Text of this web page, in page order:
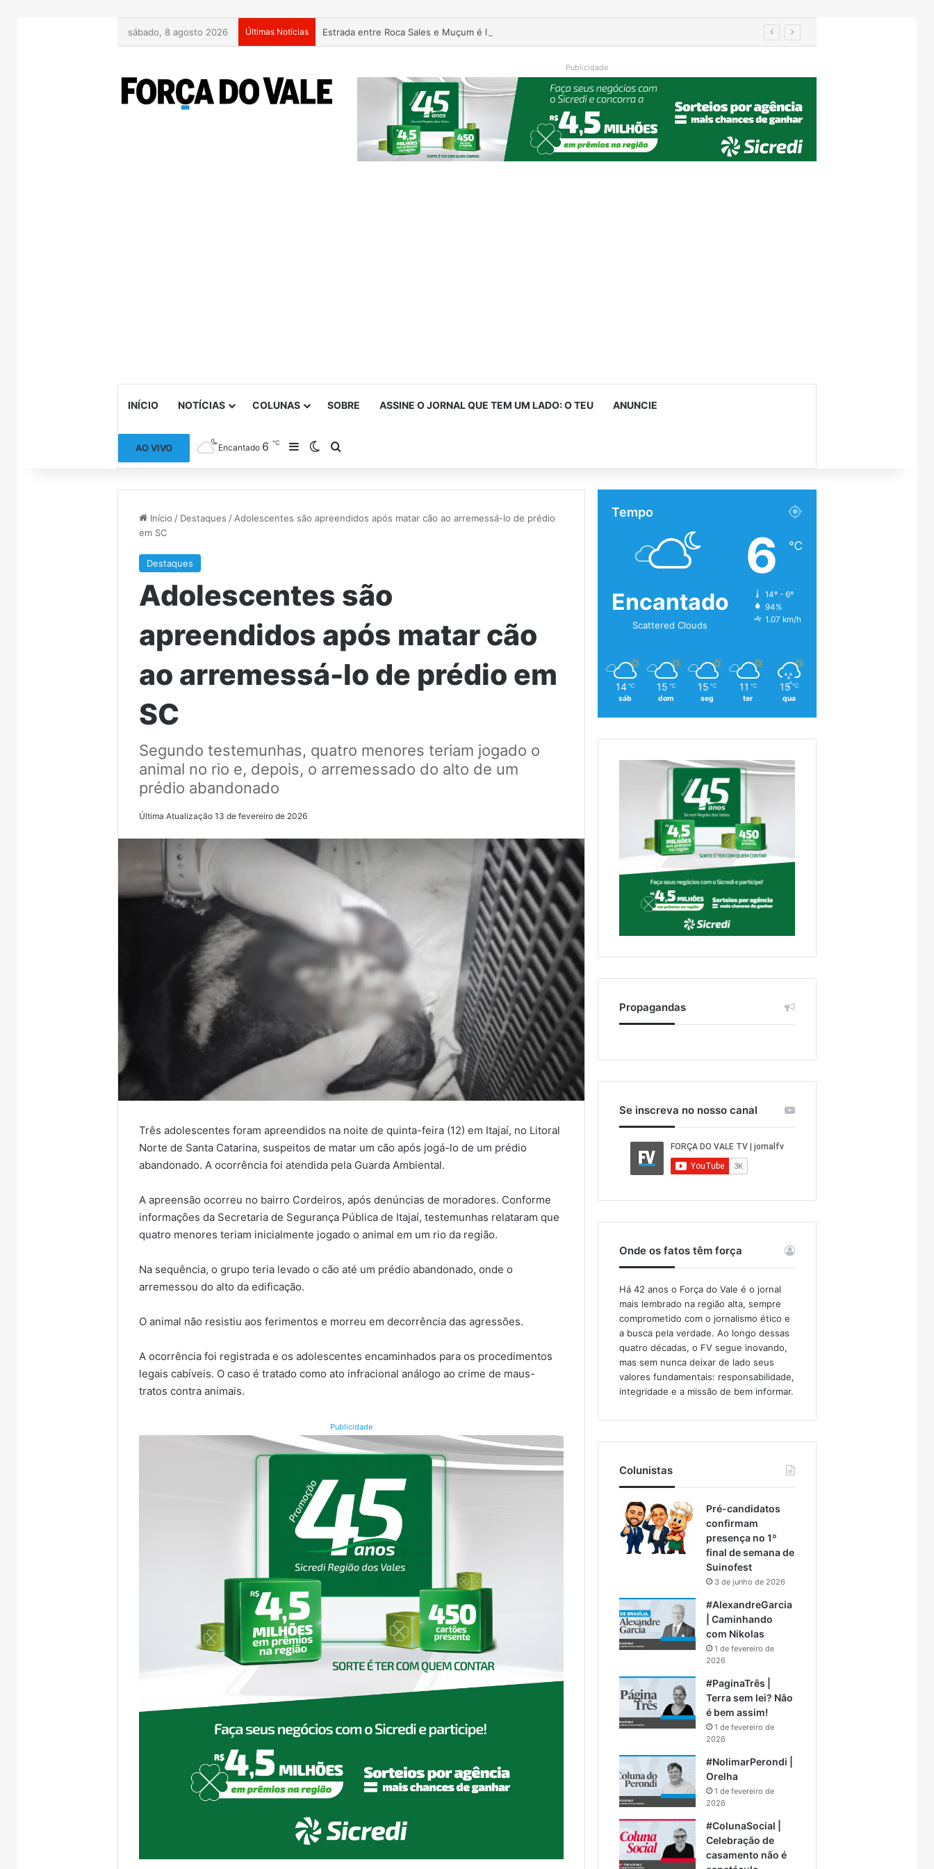
sábado, 8 agosto 2026 Últimas Notícias Estrada entre Roca Sales e Muçum é liberada após serviços de manutenção
Publicidade
INÍCIO NOTÍCIAS COLUNAS SOBRE ASSINE O JORNAL QUE TEM UM LADO: O TEU ANUNCIE
AO VIVO Encantado 6℃ Barra Lateral
Switch skin
Início / Destaques / Adolescentes são apreendidos após matar cão ao arremessá-lo de prédio
em SC
Destaques
Adolescentes são
apreendidos após matar cão
ao arremessá-lo de prédio em
SC
Segundo testemunhas, quatro menores teriam jogado o
animal no rio e, depois, o arremessado do alto de um
prédio abandonado
Última Atualização 13 de fevereiro de 2026
Três adolescentes foram apreendidos na noite de quinta-feira (12) em Itajaí, no Litoral
Norte de Santa Catarina, suspeitos de matar um cão após jogá-lo de um prédio
abandonado. A ocorrência foi atendida pela Guarda Ambiental.
A apreensão ocorreu no bairro Cordeiros, após denúncias de moradores. Conforme
informações da Secretaria de Segurança Pública de Itajaí, testemunhas relataram que
quatro menores teriam inicialmente jogado o animal em um rio da região.
Na sequência, o grupo teria levado o cão até um prédio abandonado, onde o
arremessou do alto da edificação.
O animal não resistiu aos ferimentos e morreu em decorrência das agressões.
A ocorrência foi registrada e os adolescentes encaminhados para os procedimentos
legais cabíveis. O caso é tratado como ato infracional análogo ao crime de maus-
tratos contra animais.
Publicidade
Tempo
Encantado
Scattered Clouds
6 ℃
14º - 6º
94%
1.07 km/h
14 ℃
sáb
15 ℃
dom
15 ℃
seg
11 ℃
ter
15 ℃
qua
Propagandas
Se inscreva no nosso canal
Onde os fatos têm força
Há 42 anos o Força do Vale é o jornal
mais lembrado na região alta, sempre
comprometido com o jornalismo ético e
a busca pela verdade. Ao longo dessas
quatro décadas, o FV segue inovando,
mas sem nunca deixar de lado seus
valores fundamentais: responsabilidade,
integridade e a missão de bem informar.​
Colunistas
Pré-candidatos
confirmam
presença no 1º
final de semana de
Suinofest
3 de junho de 2026
#AlexandreGarcia
| Caminhando
com Nikolas
1 de fevereiro de
2026
#PaginaTrês |
Terra sem lei? Não
é bem assim!
1 de fevereiro de
2026
#NolimarPerondi |
Orelha
1 de fevereiro de
2026
#ColunaSocial |
Celebração de
casamento não é